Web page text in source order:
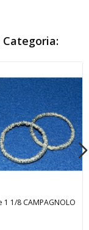
1/8 CAMPAGNOLO